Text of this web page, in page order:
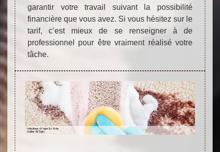
garantir votre travail suivant la possibilité
financière que vous avez. Si vous hésitez sur le
tarif, c’est mieux de se renseigner à de
professionnel pour être vraiment réalisé votre
tâche.